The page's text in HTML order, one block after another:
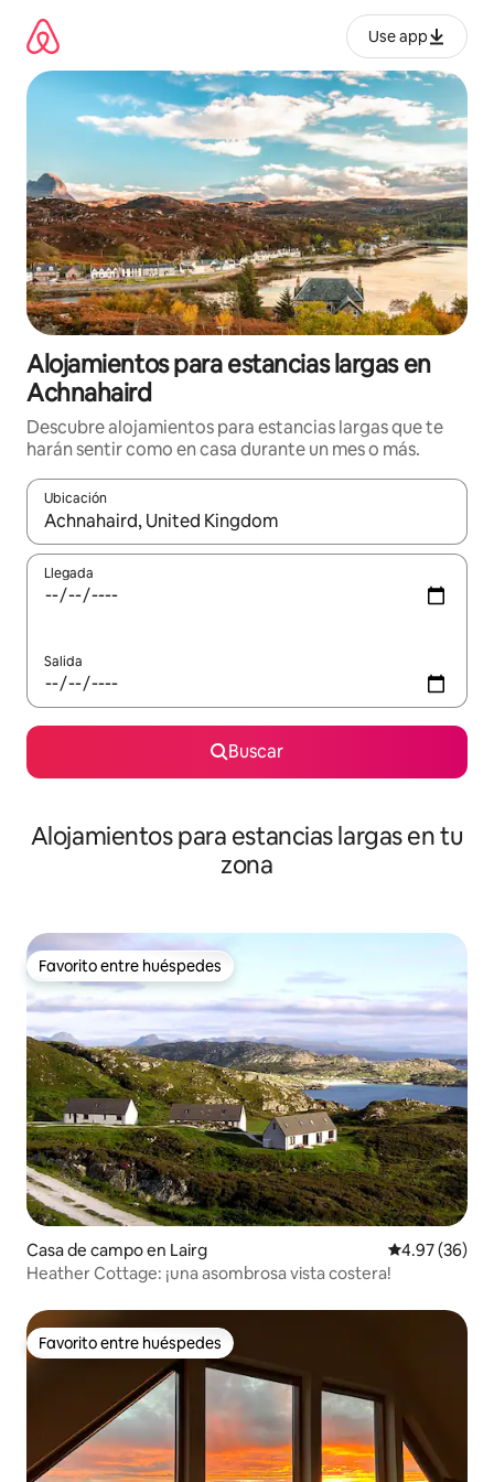
contenido
Use app
Alojamientos para estancias largas en
Achnahaird
Descubre alojamientos para estancias largas que te
harán sentir como en casa durante un mes o más.
Ubicación
Cuando los resultados estén disponibles, podrás navegar
Llegada
Salida
Buscar
Alojamientos para estancias largas en tu
zona
Favorito entre huéspedes
Favorito entre huéspedes
Casa de campo en Lairg Calificación
4.97 (36)
Heather Cottage: ¡una asombrosa vista costera!
Favorito entre huéspedes
Favorito entre huéspedes